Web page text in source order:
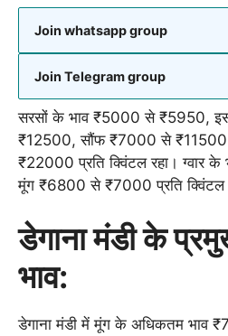
Join whatsapp group
Join Telegram group
सरसों के भाव ₹5000 से ₹5950,
₹12500, सौंफ ₹7000 से
₹22000 प्रति क्विंटल रहा।
मूंग ₹6800 से ₹7000 प्रति
डेगाना मंडी के
भाव:
डेगाना मंडी में मूंग के अधिकतम भाव